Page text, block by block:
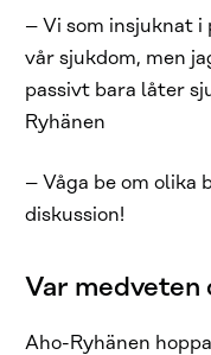
– Vi som insjuknat i
vår sjukdom, men
passivt bara låter
Ryhänen
– Våga be om olika
diskussion!
Var medveten
Aho-Ryhänen